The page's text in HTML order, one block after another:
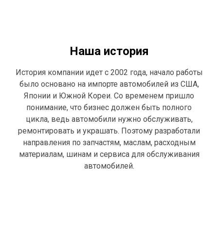
Наша история
История компании идет с 2002 года, начало работы
было основано на импорте автомобилей из США,
Японии и Южной Кореи. Со временем пришло
понимание, что бизнес должен быть полного
цикла, ведь автомобили нужно обслуживать,
ремонтировать и украшать. Поэтому разработали
направления по запчастям, маслам, расходным
материалам, шинам и сервиса для обслуживания
автомобилей.